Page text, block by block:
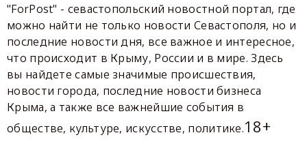
"ForPost" - севастопольский новостной портал, где
можно найти не только новости Севастополя, но и
последние новости дня, все важное и интересное,
что происходит в Крыму, России и в мире. Здесь
вы найдете самые значимые происшествия,
новости города, последние новости бизнеса
Крыма, а также все важнейшие события в
обществе, культуре, искусстве, политике.18+